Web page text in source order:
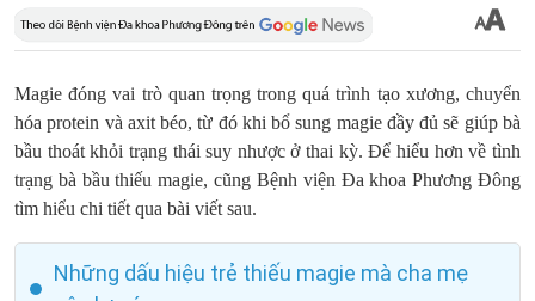
Magie đóng vai trò quan trọng trong quá trình tạo xương, chuyển
hóa protein và axit béo, từ đó khi bổ sung magie đầy đủ sẽ giúp bà
bầu thoát khỏi trạng thái suy nhược ở thai kỳ. Để hiểu hơn về tình
trạng bà bầu thiếu magie, cũng Bệnh viện Đa khoa Phương Đông
tìm hiểu chi tiết qua bài viết sau.
Những dấu hiệu trẻ thiếu magie mà cha mẹ